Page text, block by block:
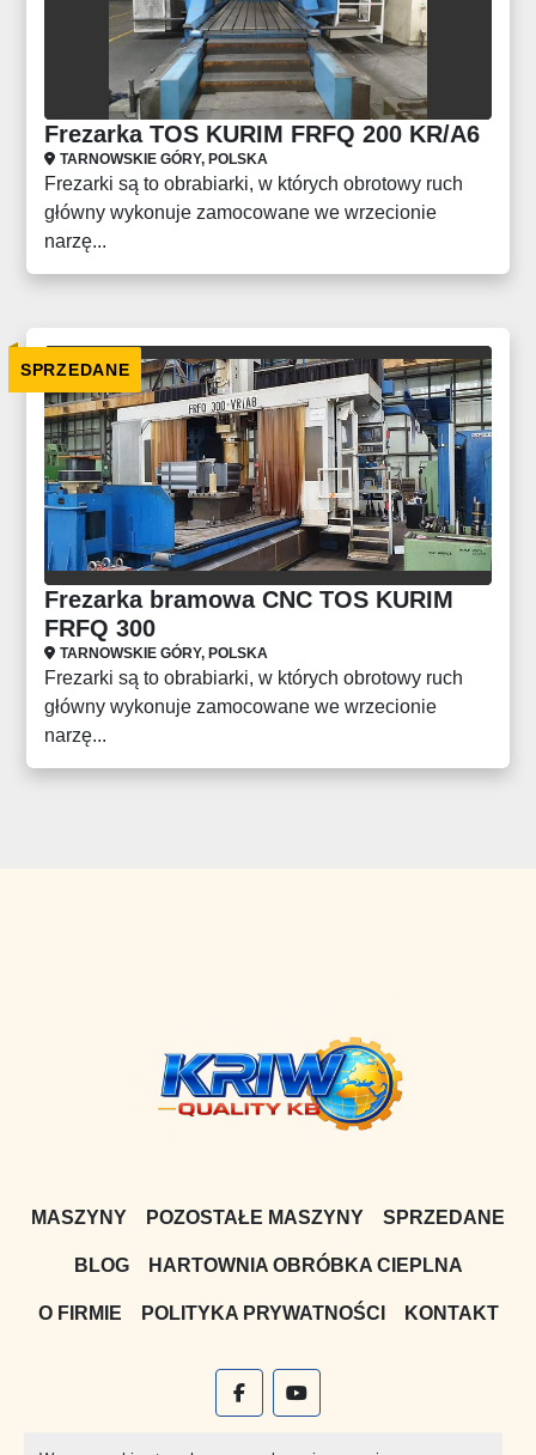
Frezarka TOS KURIM FRFQ 200 KR/A6
TARNOWSKIE GÓRY, POLSKA
Frezarki są to obrabiarki, w których obrotowy ruch
główny wykonuje zamocowane we wrzecionie
narzę...
SPRZEDANE
Frezarka bramowa CNC TOS KURIM
FRFQ 300
TARNOWSKIE GÓRY, POLSKA
Frezarki są to obrabiarki, w których obrotowy ruch
główny wykonuje zamocowane we wrzecionie
narzę...
MASZYNY POZOSTAŁE MASZYNY SPRZEDANE
BLOG HARTOWNIA OBRÓBKA CIEPLNA
O FIRMIE POLITYKA PRYWATNOŚCI KONTAKT
facebookyoutube
Witryna Machinio System stworzona przez